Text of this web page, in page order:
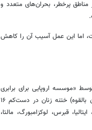
پرخطر، بحران‌های متعدد و
اما این عمل آسیب آن را کاهش
«موسسه اروپایی برای برابری
جنسیتی» بین سال‌های ۲۰۱۲ تا ۲۰۲۰ انجام شد، نشان داد که قربانیان (یا قربانیان بالقوه) ختنه زنان در دست‌کم ۱۶
قبرس، لوکزامبورگ، مالتا،